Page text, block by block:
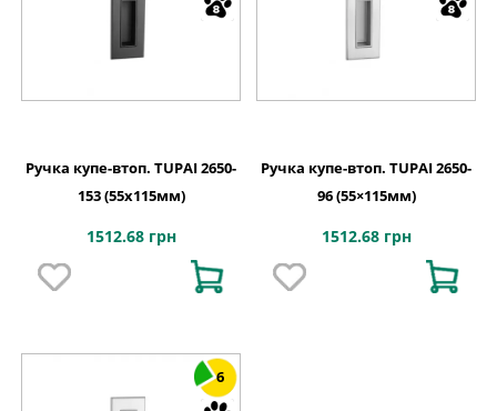
Ручка купе-втоп. TUPAI 2650-
153 (55х115мм)
1512.68 грн
Ручка купе-втоп. TUPAI 2650-
96 (55×115мм)
1512.68 грн
6